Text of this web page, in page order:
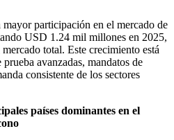
participación en el mercado de
USD 1.24 mil millones en 2025,
total. Este crecimiento está
avanzadas, mandatos de
consistente de los sectores
países dominantes en el